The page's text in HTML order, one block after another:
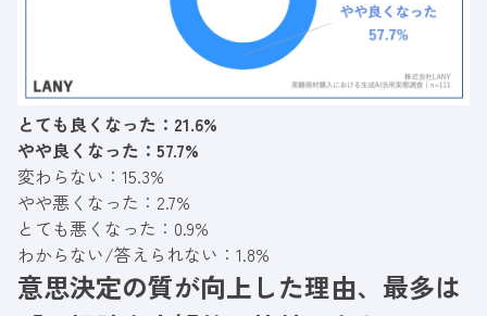
とても良くなった：21.6%
やや良くなった：57.7%
変わらない：15.3%
やや悪くなった：2.7%
とても悪くなった：0.9%
わからない/答えられない：1.8%
意思決定の質が向上した理由、最多は